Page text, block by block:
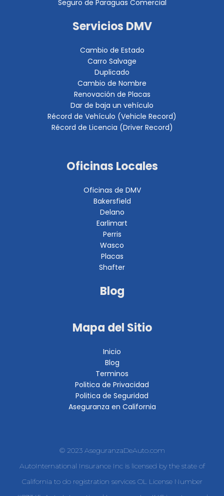
Seguro de Paraguas Comercial
Servicios DMV
Cambio de Estado
Carro Salvage
Duplicado
Cambio de Nombre
Renovación de Placas
Dar de baja un vehículo
Récord de Vehículo (Vehicle Record)
Récord de Licencia (Driver Record)
Oficinas Locales
Oficinas de DMV
Bakersfield
Delano
Earlimart
Perris
Wasco
Placas
Shafter
Blog
Mapa del Sitio
Inicio
Blog
Terminos
Politica de Privacidad
Politica de Seguridad
Aseguranza en California
© 2023 AseguranzaDeAuto.com
AutoInternational Insurance Inc is licensed by the state of
California to do registration services OL License Number